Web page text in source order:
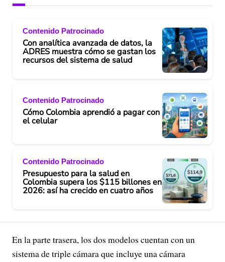
Contenido Patrocinado
Con analítica avanzada de datos, la
ADRES muestra cómo se gastan los
recursos del sistema de salud
Contenido Patrocinado
Cómo Colombia aprendió a pagar con
el celular
Contenido Patrocinado
Presupuesto para la salud en
Colombia supera los $115 billones en
2026: así ha crecido en cuatro años
En la parte trasera, los dos modelos cuentan con un
sistema de triple cámara que incluye una cámara